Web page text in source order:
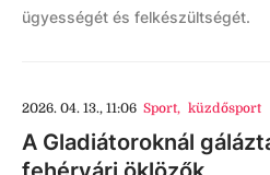
ügyességét és felkészültségét.
2026. 04. 13., 11:06 Sport, küzdősport
A Gladiátoroknál